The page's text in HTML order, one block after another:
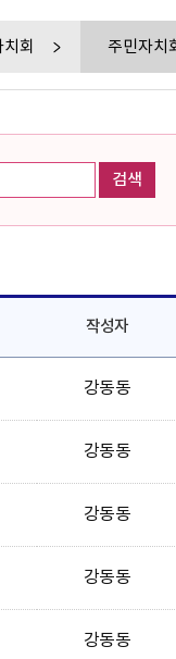
회 주민자치
검색
작성자
강동동
강동동
강동동
강동동
강동동